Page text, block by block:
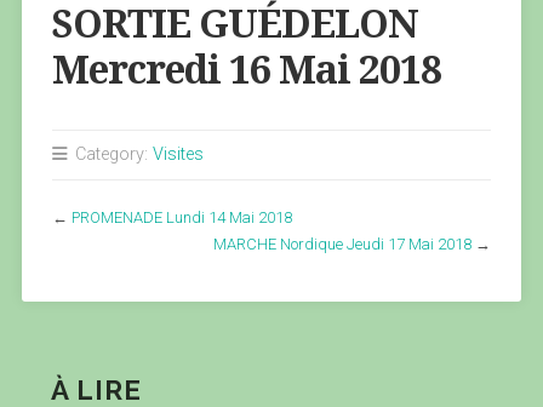
SORTIE GUÉDELON
Mercredi 16 Mai 2018
Category: Visites
← PROMENADE Lundi 14 Mai 2018
MARCHE Nordique Jeudi 17 Mai 2018 →
À LIRE